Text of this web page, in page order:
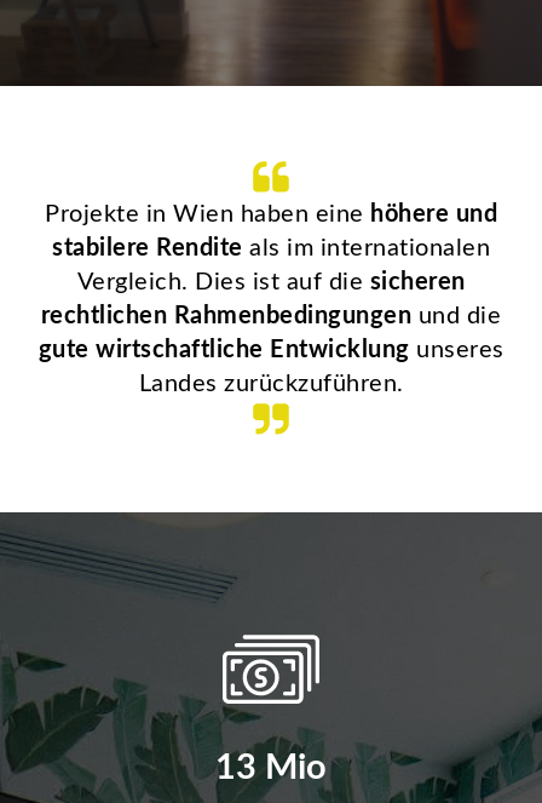
Projekte in Wien haben eine höhere und
stabilere Rendite als im internationalen
Vergleich. Dies ist auf die sicheren
rechtlichen Rahmenbedingungen und die
gute wirtschaftliche Entwicklung unseres
Landes zurückzuführen.
13 Mio